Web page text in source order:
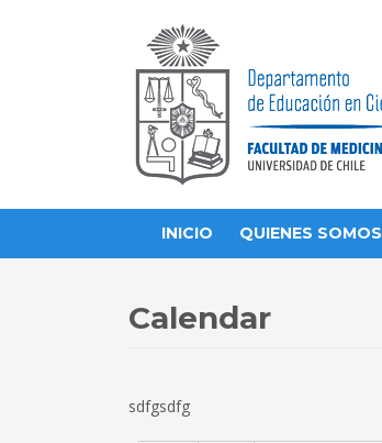
INICIO QUIENES SOMOS
Calendar
sdfgsdfg